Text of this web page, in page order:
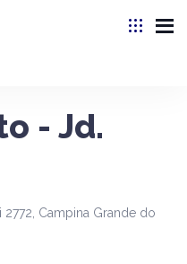
- Jd.
Campina Grande do